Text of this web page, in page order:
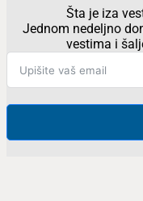
Šta je iza
Jednom nedeljno
vestima i